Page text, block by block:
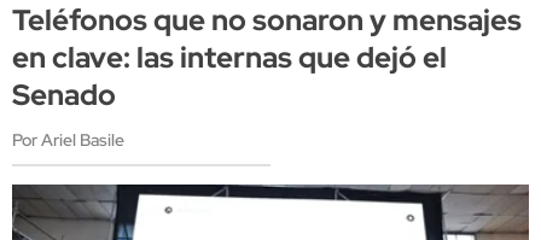
Teléfonos que no sonaron y mensajes
en clave: las internas que dejó el
Senado
Por Ariel Basile